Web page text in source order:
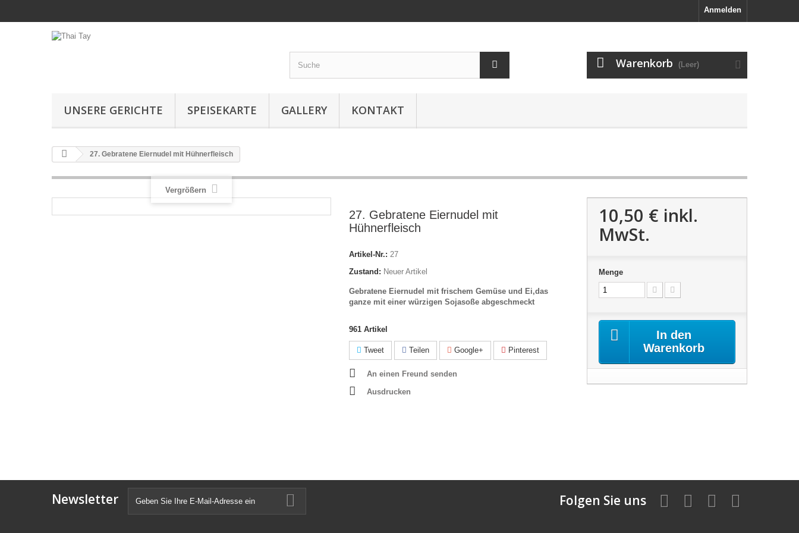
Anmelden
Warenkorb (Leer)
UNSERE GERICHTE SPEISEKARTE GALLERY KONTAKT
27. Gebratene Eiernudel mit Hühnerfleisch
Vergrößern
27. Gebratene Eiernudel mit
Hühnerfleisch
Artikel-Nr.: 27
Zustand: Neuer Artikel
Gebratene Eiernudel mit frischem Gemüse und Ei,das
ganze mit einer würzigen Sojasoße abgeschmeckt
961 Artikel
Tweet Teilen Google+ Pinterest
An einen Freund senden
Ausdrucken
10,50 € inkl.
MwSt.
Menge
In den
Warenkorb
Newsletter Folgen Sie uns